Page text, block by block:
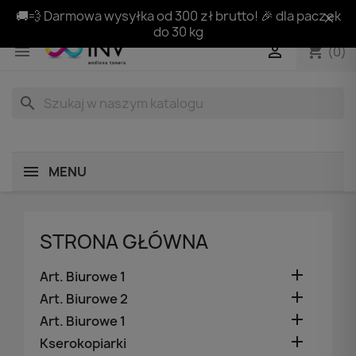
🚚💨 Darmowa wysyłka od 300 zł brutto! 🎉 dla paczek
do 30 kg
 shopping_cart(0)

search
MENU
STRONA GŁÓWNA
Art. Biurowe 1 
Art. Biurowe 2 
Art. Biurowe 1 
Kserokopiarki 